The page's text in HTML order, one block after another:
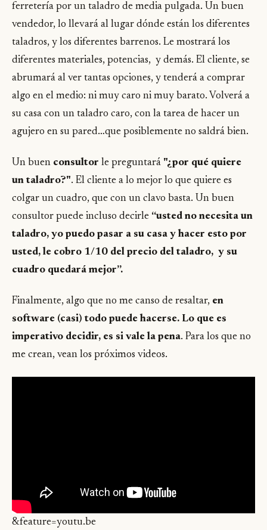
ferretería por un taladro de media pulgada. Un buen
vendedor, lo llevará al lugar dónde están los diferentes
taladros, y los diferentes barrenos. Le mostrará los
diferentes materiales, potencias, y demás. El cliente, se
abrumará al ver tantas opciones, y tenderá a comprar
algo en el medio: ni muy caro ni muy barato. Volverá a
su casa con un taladro caro, con la tarea de hacer un
agujero en su pared…que posiblemente no saldrá bien.
Un buen consultor le preguntará "¿por qué quiere
un taladro?". El cliente a lo mejor lo que quiere es
colgar un cuadro, que con un clavo basta. Un buen
consultor puede incluso decirle “usted no necesita un
taladro, yo puedo pasar a su casa y hacer esto por
usted, le cobro 1/10 del precio del taladro, y su
cuadro quedará mejor”.
Finalmente, algo que no me canso de resaltar, en
software (casi) todo puede hacerse. Lo que es
imperativo decidir, es si vale la pena. Para los que no
me crean, vean los próximos videos.
&feature=youtu.be